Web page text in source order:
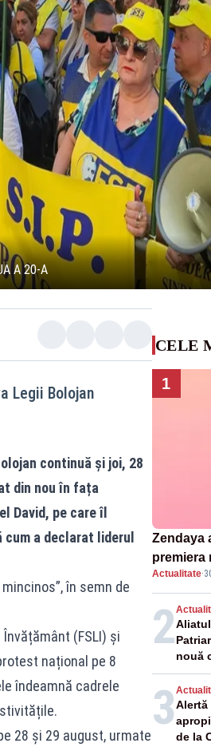
A 20-A
Legii Bolojan
continuă și joi, 28
din nou în fața
David, pe care îl
a declarat liderul
în semn de
(FSLI) și
național pe 8
îndeamnă cadrele
28 și 29 august, urmate
CELE
1
Zendaya
premiera
inspirată
senzație
Actualitate·
2
nouă
3Alertă
de la